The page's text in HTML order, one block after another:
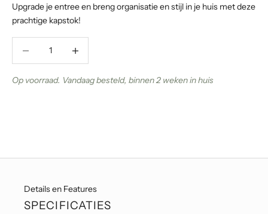
Upgrade je entree en breng organisatie en stijl in je huis met deze
prachtige kapstok!
Op voorraad. Vandaag besteld, binnen 2 weken in huis
Details en Features
SPECIFICATIES